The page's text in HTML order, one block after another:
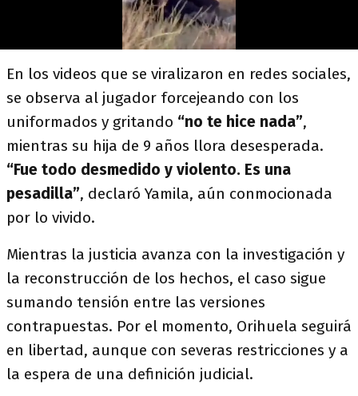
En los videos que se viralizaron en redes sociales,
se observa al jugador forcejeando con los
uniformados y gritando “no te hice nada”,
mientras su hija de 9 años llora desesperada.
“Fue todo desmedido y violento. Es una
pesadilla”, declaró Yamila, aún conmocionada
por lo vivido.
Mientras la justicia avanza con la investigación y
la reconstrucción de los hechos, el caso sigue
sumando tensión entre las versiones
contrapuestas. Por el momento, Orihuela seguirá
en libertad, aunque con severas restricciones y a
la espera de una definición judicial.